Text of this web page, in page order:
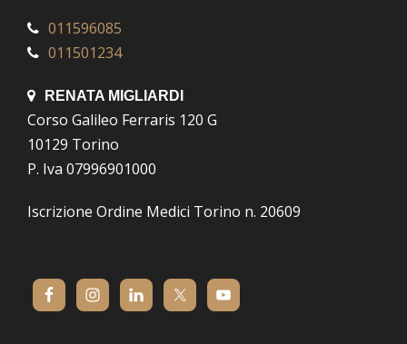
011596085
011501234
RENATA MIGLIARDI
Corso Galileo Ferraris 120 G
10129 Torino
P. Iva 07996901000
Iscrizione Ordine Medici Torino n. 20609